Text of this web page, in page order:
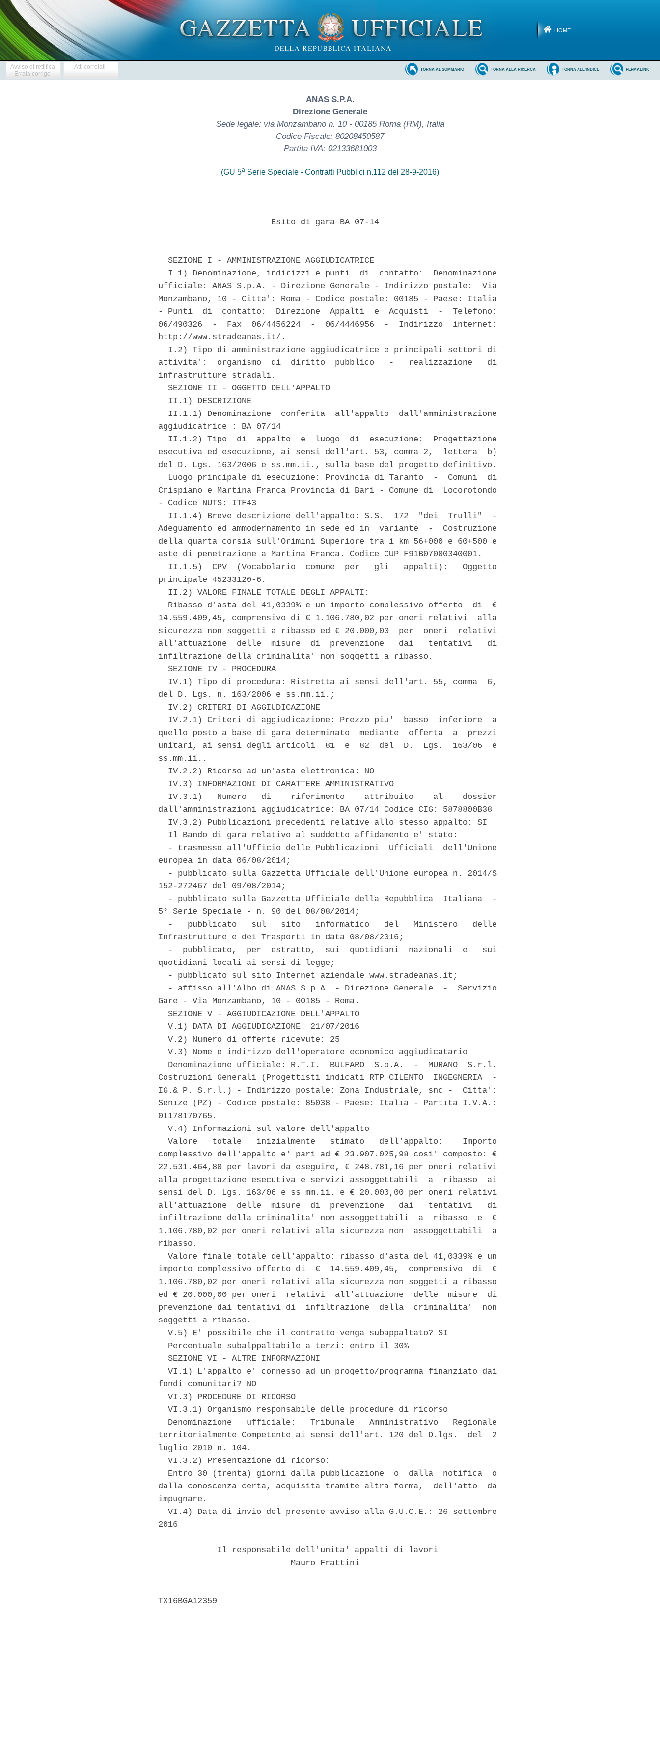
HOME
Avviso di rettifica
Errata corrige
Atti correlati PERMALINK
TORNA ALL'INDICE
TORNA ALLA RICERCA
TORNA AL SOMMARIO
ANAS S.P.A.
Direzione Generale
Sede legale: via Monzambano n. 10 - 00185 Roma (RM), Italia
Codice Fiscale: 80208450587
Partita IVA: 02133681003
(GU 5a Serie Speciale - Contratti Pubblici n.112 del 28-9-2016)
                       Esito di gara BA 07-14
  SEZIONE I - AMMINISTRAZIONE AGGIUDICATRICE
  I.1) Denominazione, indirizzi e punti  di  contatto:  Denominazione
ufficiale: ANAS S.p.A. - Direzione Generale - Indirizzo postale:  Via
Monzambano, 10 - Citta': Roma - Codice postale: 00185 - Paese: Italia
- Punti  di  contatto:  Direzione  Appalti  e  Acquisti  -  Telefono:
06/490326  -  Fax  06/4456224  -  06/4446956  -  Indirizzo  internet:
http://www.stradeanas.it/.
  I.2) Tipo di amministrazione aggiudicatrice e principali settori di
attivita':  organismo  di  diritto  pubblico   -   realizzazione   di
infrastrutture stradali.
  SEZIONE II - OGGETTO DELL'APPALTO
  II.1) DESCRIZIONE
  II.1.1) Denominazione  conferita  all'appalto  dall'amministrazione
aggiudicatrice : BA 07/14
  II.1.2) Tipo  di  appalto  e  luogo  di  esecuzione:  Progettazione
esecutiva ed esecuzione, ai sensi dell'art. 53, comma 2,  lettera  b)
del D. Lgs. 163/2006 e ss.mm.ii., sulla base del progetto definitivo.
  Luogo principale di esecuzione: Provincia di Taranto  -  Comuni  di
Crispiano e Martina Franca Provincia di Bari - Comune di  Locorotondo
- Codice NUTS: ITF43
  II.1.4) Breve descrizione dell'appalto: S.S.  172  "dei  Trulli"  -
Adeguamento ed ammodernamento in sede ed in  variante  -  Costruzione
della quarta corsia sull'Orimini Superiore tra i km 56+000 e 60+500 e
aste di penetrazione a Martina Franca. Codice CUP F91B07000340001.
  II.1.5)  CPV  (Vocabolario  comune  per   gli   appalti):   Oggetto
principale 45233120-6.
  II.2) VALORE FINALE TOTALE DEGLI APPALTI:
  Ribasso d'asta del 41,0339% e un importo complessivo offerto  di  €
14.559.409,45, comprensivo di € 1.106.780,02 per oneri relativi  alla
sicurezza non soggetti a ribasso ed € 20.000,00  per  oneri  relativi
all'attuazione  delle  misure  di  prevenzione   dai   tentativi   di
infiltrazione della criminalita' non soggetti a ribasso.
  SEZIONE IV - PROCEDURA
  IV.1) Tipo di procedura: Ristretta ai sensi dell'art. 55, comma  6,
del D. Lgs. n. 163/2006 e ss.mm.ii.;
  IV.2) CRITERI DI AGGIUDICAZIONE
  IV.2.1) Criteri di aggiudicazione: Prezzo piu'  basso  inferiore  a
quello posto a base di gara determinato  mediante  offerta  a  prezzi
unitari, ai sensi degli articoli  81  e  82  del  D.  Lgs.  163/06  e
ss.mm.ii..
  IV.2.2) Ricorso ad un'asta elettronica: NO
  IV.3) INFORMAZIONI DI CARATTERE AMMINISTRATIVO
  IV.3.1)   Numero   di    riferimento    attribuito    al    dossier
dall'amministrazioni aggiudicatrice: BA 07/14 Codice CIG: 5878800B38
  IV.3.2) Pubblicazioni precedenti relative allo stesso appalto: SI
  Il Bando di gara relativo al suddetto affidamento e' stato:
  - trasmesso all'Ufficio delle Pubblicazioni  Ufficiali  dell'Unione
europea in data 06/08/2014;
  - pubblicato sulla Gazzetta Ufficiale dell'Unione europea n. 2014/S
152-272467 del 09/08/2014;
  - pubblicato sulla Gazzetta Ufficiale della Repubblica  Italiana  -
5° Serie Speciale - n. 90 del 08/08/2014;
  -   pubblicato   sul   sito   informatico   del   Ministero   delle
Infrastrutture e dei Trasporti in data 08/08/2016;
  -  pubblicato,  per  estratto,  sui  quotidiani  nazionali  e   sui
quotidiani locali ai sensi di legge;
  - pubblicato sul sito Internet aziendale www.stradeanas.it;
  - affisso all'Albo di ANAS S.p.A. - Direzione Generale  -  Servizio
Gare - Via Monzambano, 10 - 00185 - Roma.
  SEZIONE V - AGGIUDICAZIONE DELL'APPALTO
  V.1) DATA DI AGGIUDICAZIONE: 21/07/2016
  V.2) Numero di offerte ricevute: 25
  V.3) Nome e indirizzo dell'operatore economico aggiudicatario
  Denominazione ufficiale: R.T.I.  BULFARO  S.p.A.  -  MURANO  S.r.l.
Costruzioni Generali (Progettisti indicati RTP CILENTO  INGEGNERIA  -
IG.& P. S.r.l.) - Indirizzo postale: Zona Industriale, snc -  Citta':
Senize (PZ) - Codice postale: 85038 - Paese: Italia - Partita I.V.A.:
01178170765.
  V.4) Informazioni sul valore dell'appalto
  Valore   totale   inizialmente   stimato   dell'appalto:    Importo
complessivo dell'appalto e' pari ad € 23.907.025,98 cosi' composto: €
22.531.464,80 per lavori da eseguire, € 248.781,16 per oneri relativi
alla progettazione esecutiva e servizi assoggettabili  a  ribasso  ai
sensi del D. Lgs. 163/06 e ss.mm.ii. e € 20.000,00 per oneri relativi
all'attuazione  delle  misure  di  prevenzione   dai   tentativi   di
infiltrazione della criminalita' non assoggettabili  a  ribasso  e  €
1.106.780,02 per oneri relativi alla sicurezza non  assoggettabili  a
ribasso.
  Valore finale totale dell'appalto: ribasso d'asta del 41,0339% e un
importo complessivo offerto di  €  14.559.409,45,  comprensivo  di  €
1.106.780,02 per oneri relativi alla sicurezza non soggetti a ribasso
ed € 20.000,00 per oneri  relativi  all'attuazione  delle  misure  di
prevenzione dai tentativi di  infiltrazione  della  criminalita'  non
soggetti a ribasso.
  V.5) E' possibile che il contratto venga subappaltato? SI
  Percentuale subalppaltabile a terzi: entro il 30%
  SEZIONE VI - ALTRE INFORMAZIONI
  VI.1) L'appalto e' connesso ad un progetto/programma finanziato dai
fondi comunitari? NO
  VI.3) PROCEDURE DI RICORSO
  VI.3.1) Organismo responsabile delle procedure di ricorso
  Denominazione   ufficiale:   Tribunale   Amministrativo   Regionale
territorialmente Competente ai sensi dell'art. 120 del D.lgs.  del  2
luglio 2010 n. 104.
  VI.3.2) Presentazione di ricorso:
  Entro 30 (trenta) giorni dalla pubblicazione  o  dalla  notifica  o
dalla conoscenza certa, acquisita tramite altra forma,  dell'atto  da
impugnare.
  VI.4) Data di invio del presente avviso alla G.U.C.E.: 26 settembre
2016
            Il responsabile dell'unita' appalti di lavori
                           Mauro Frattini